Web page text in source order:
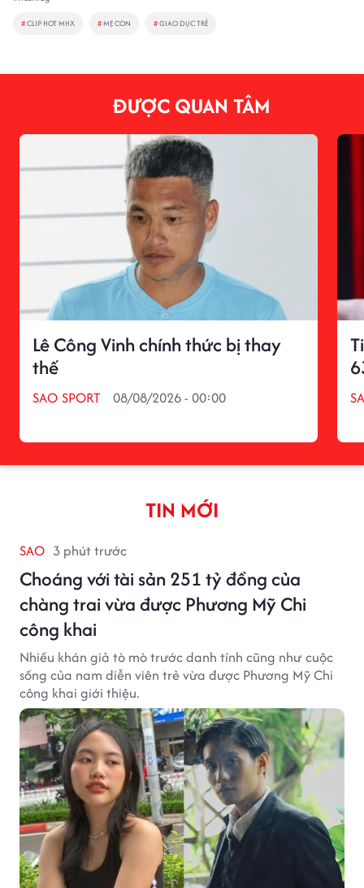
#CLIP HOT MHX # MẸ CON #GIAO DỤC TRẺ
ĐƯỢC QUAN TÂM
Lê Công Vinh chính thức bị thay
thế
SAO SPORT 08/08/2026 - 00:00
TIN MỚI
SAO 3 phút trước
Choáng với tài sản 251 tỷ đồng của
chàng trai vừa được Phương Mỹ Chi
công khai
Nhiều khán giả tò mò trước danh tính cũng như cuộc
sống của nam diễn viên trẻ vừa được Phương Mỹ Chi
công khai giới thiệu.